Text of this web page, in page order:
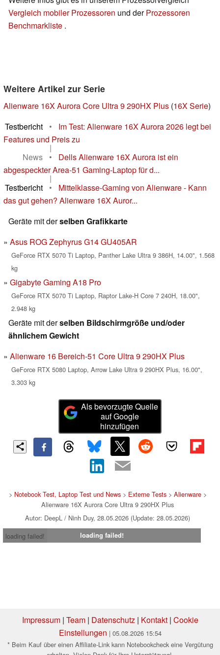
Vergleich mobiler Prozessoren und derProzessoren
Benchmarkliste .
Weitere Artikel zur Serie
Alienware 16X Aurora Core Ultra 9 290HX Plus (16X Serie)
Testbericht
•
Im Test: Alienware 16X Aurora 2026 legt bei
Features und Preis zu
|
News
•
Dells Alienware 16X Aurora ist ein
abgespeckter Area-51 Gaming-Laptop für d...
|
Testbericht
•
Mittelklasse-Gaming von Alienware - Kann
das gut gehen? Alienware 16X Auror...
Geräte mit derselben Grafikkarte
Asus ROG Zephyrus G14 GU405AR
GeForce RTX 5070 Ti Laptop, Panther Lake Ultra 9 386H, 14.00", 1.568
kg
Gigabyte Gaming A18 Pro
GeForce RTX 5070 Ti Laptop, Raptor Lake-H Core 7 240H, 18.00",
2.948 kg
Geräte mit derselben Bildschirmgröße und/oder
ähnlichem Gewicht
Alienware 16 Bereich-51 Core Ultra 9 290HX Plus
GeForce RTX 5080 Laptop, Arrow Lake Ultra 9 290HX Plus, 16.00",
3.303 kg
Als bevorzugte Quelle
auf Google
hinzufügen
> Notebook Test, Laptop Test und News> Externe Tests> Alienware>
Alienware 16X Aurora Core Ultra 9 290HX Plus
Autor: DeepL / Ninh Duy, 28.05.2026 (Update: 28.05.2026)
loading failed!
loading failed!
Impressum| Team| Datenschutz| Kontakt| Cookie
Einstellungen | 05.08.2026 15:54
* Beim Kauf über einen Affiliate-Link kann Notebookcheck eine Vergütung